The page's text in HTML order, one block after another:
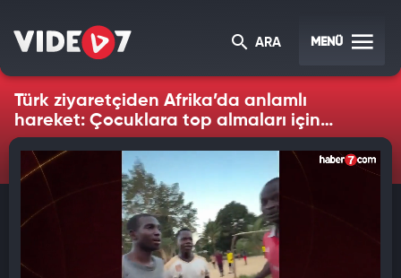
ARA MENÜ
Türk ziyaretçiden Afrika’da anlamlı
hareket: Çocuklara top almaları için
harçlık verdi